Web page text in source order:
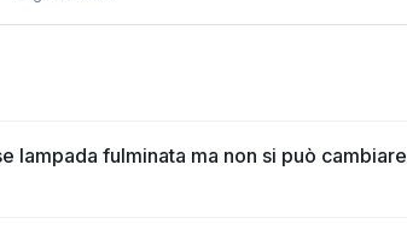
lampada fulminata ma non si può cambiare